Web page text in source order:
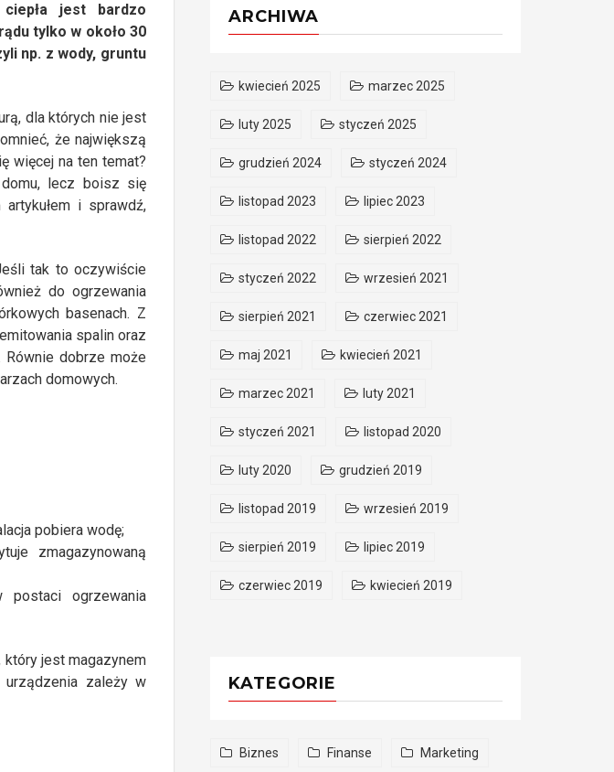
jest bardzo
tylko w około 30
np. z wody, gruntu
dla których nie jest
że największą
więcej na ten temat?
lecz boisz się
i sprawdź,
tak to oczywiście
do ogrzewania
basenach. Z
spalin oraz
dobrze może
domowych.
pobiera wodę;
zmagazynowaną
postaci ogrzewania
który jest magazynem
urządzenia zależy w
ARCHIWA
kwiecień 2025 marzec 2025
luty 2025 styczeń 2025
grudzień 2024 styczeń 2024
listopad 2023 lipiec 2023
listopad 2022 sierpień 2022
styczeń 2022 wrzesień 2021
sierpień 2021 czerwiec 2021
maj 2021 kwiecień 2021
marzec 2021 luty 2021
styczeń 2021 listopad 2020
luty 2020 grudzień 2019
listopad 2019 wrzesień 2019
sierpień 2019 lipiec 2019
czerwiec 2019 kwiecień 2019
KATEGORIE
Biznes Finanse Marketing